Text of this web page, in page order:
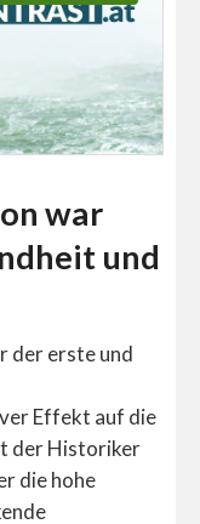
war
und
der erste und
Effekt auf die
der Historiker
die hohe